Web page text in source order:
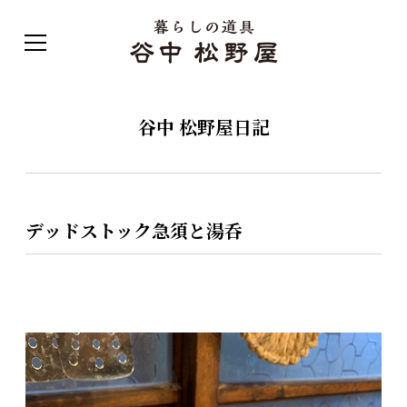
谷中 松野屋日記
デッドストック急須と湯呑